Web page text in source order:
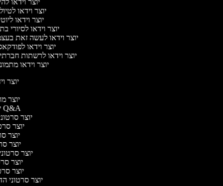
יוצר וידאו
יוצר וידאו
יוצר וידאו
יוצר וידאו לסיורי
יוצר וידאו לעשה זאת
יוצר וידאו
יוצר וידאו לרשתות
יוצר וידאו
יוצר
יוצר
יוצר סרטוני Q&A
יוצר
יוצר
יוצר
יוצר
יוצר
יוצר
יוצר
יוצר סרטוני